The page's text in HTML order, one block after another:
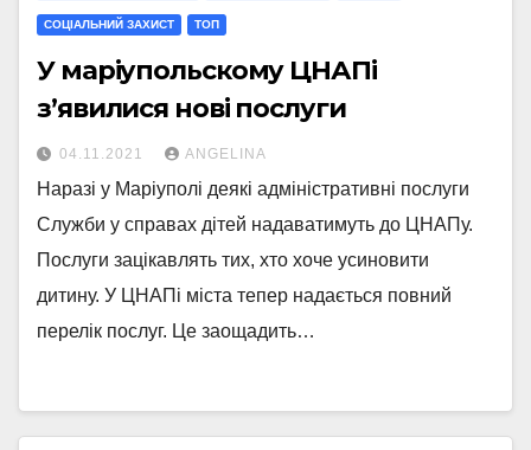
СОЦІАЛЬНИЙ ЗАХИСТ ТОП
У маріупольскому ЦНАПі
з’явилися нові послуги
04.11.2021 ANGELINA
Наразі у Маріуполі деякі адміністративні послуги
Служби у справах дітей надаватимуть до ЦНАПу.
Послуги зацікавлять тих, хто хоче усиновити
дитину. У ЦНАПі міста тепер надається повний
перелік послуг. Це заощадить…